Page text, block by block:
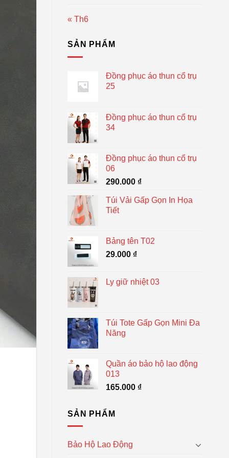
« Th6
SẢN PHẨM
Đồng phục áo thun cổ trụ
25
Đồng phục áo thun cổ trụ
34
Đồng phục áo thun cổ trụ
06
290.000 ₫
Túi Vải Gấp Gọn In Họa
Tiết
Bảng tên T02
29.000 ₫
Ly giữ nhiệt 03
Túi Tote Gấp Gọn Mini Đa
Năng
Quần áo bảo hộ lao động
013
165.000 ₫
SẢN PHẨM
Bảo Hộ Lao Động